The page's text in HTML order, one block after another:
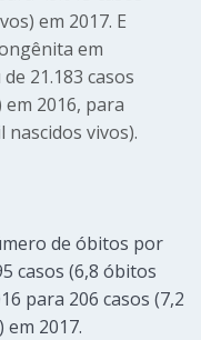
em 2017. E
em
21.183 casos
2016, para
nascidos vivos).
de óbitos por
casos (6,8 óbitos
para 206 casos (7,2
2017.